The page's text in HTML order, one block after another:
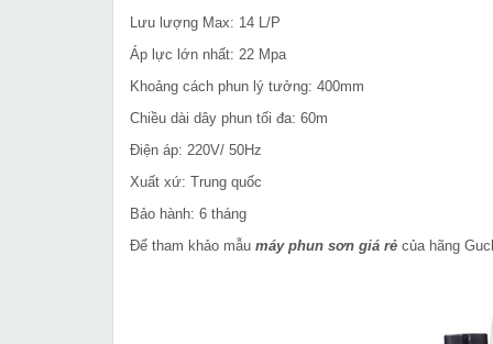
Lưu lượng Max: 14 L/P
Áp lực lớn nhất: 22 Mpa
Khoảng cách phun lý tưởng: 400mm
Chiều dài dây phun tối đa: 60m
Điện áp: 220V/ 50Hz
Xuất xứ: Trung quốc
Bảo hành: 6 tháng
Để tham khảo mẫu máy phun sơn giá rẻ của hãng